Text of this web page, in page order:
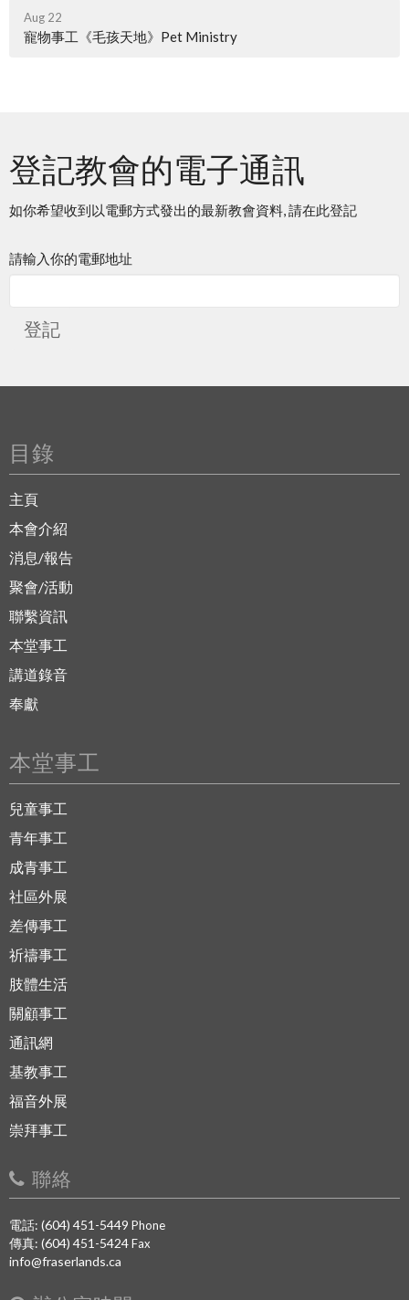
Aug 22
寵物事工《毛孩天地》Pet Ministry
登記教會的電子通訊
如你希望收到以電郵方式發出的最新教會資料, 請在此登記
請輸入你的電郵地址
登記
目錄
主頁
本會介紹
消息/報告
聚會/活動
聯繫資訊
本堂事工
講道錄音
奉獻
本堂事工
兒童事工
青年事工
成青事工
社區外展
差傳事工
祈禱事工
肢體生活
關顧事工
通訊網
基教事工
福音外展
崇拜事工
聯絡
電話: (604) 451-5449 Phone
傳真: (604) 451-5424Fax
info@fraserlands.ca